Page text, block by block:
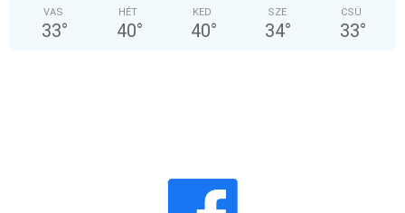
VAS
33°
HÉT
40°
KED
40°
SZE
34°
CSÜ
33°